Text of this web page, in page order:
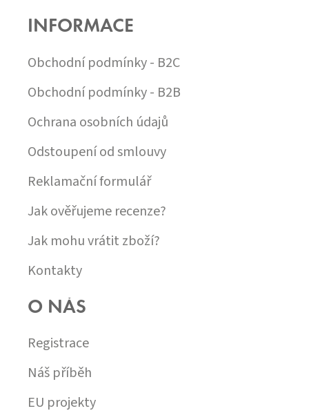
INFORMACE
Obchodní podmínky - B2C
Obchodní podmínky - B2B
Ochrana osobních údajů
Odstoupení od smlouvy
Reklamační formulář
Jak ověřujeme recenze?
Jak mohu vrátit zboží?
Kontakty
O NÁS
Registrace
Náš příběh
EU projekty